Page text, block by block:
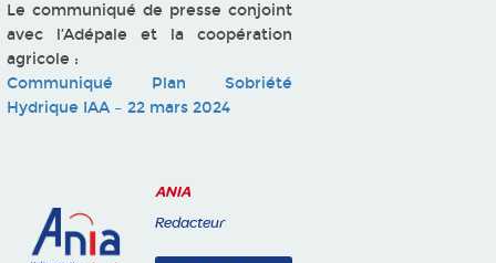
Le communiqué de presse conjoint
avec l’Adépale et la coopération
agricole :
Communiqué Plan Sobriété
Hydrique IAA – 22 mars 2024
ANIA
Redacteur